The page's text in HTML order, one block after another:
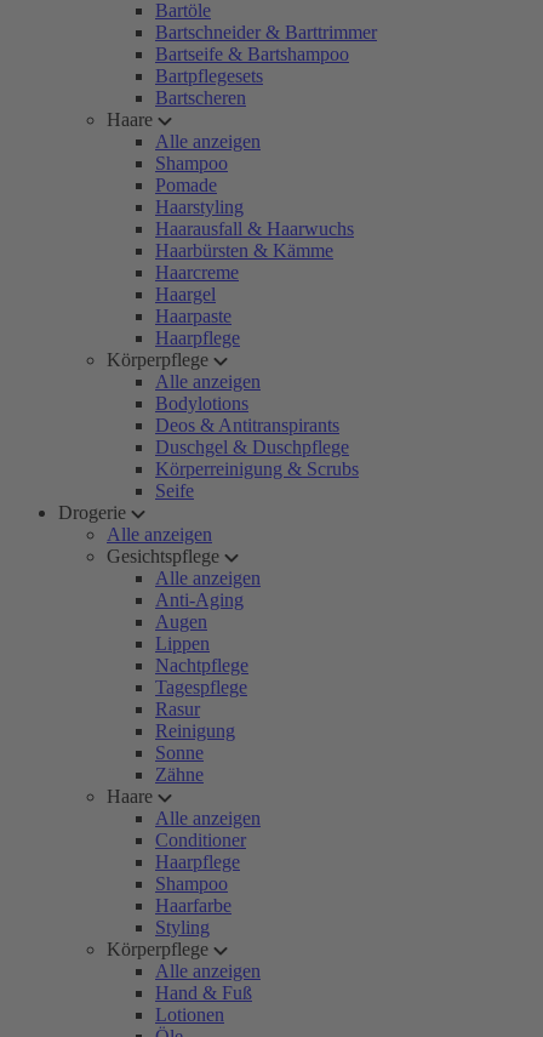
Bartöle
Bartschneider & Barttrimmer
Bartseife & Bartshampoo
Bartpflegesets
Bartscheren
Haare
Alle anzeigen
Shampoo
Pomade
Haarstyling
Haarausfall & Haarwuchs
Haarbürsten & Kämme
Haarcreme
Haargel
Haarpaste
Haarpflege
Körperpflege
Alle anzeigen
Bodylotions
Deos & Antitranspirants
Duschgel & Duschpflege
Körperreinigung & Scrubs
Seife
Drogerie
Alle anzeigen
Gesichtspflege
Alle anzeigen
Anti-Aging
Augen
Lippen
Nachtpflege
Tagespflege
Rasur
Reinigung
Sonne
Zähne
Haare
Alle anzeigen
Conditioner
Haarpflege
Shampoo
Haarfarbe
Styling
Körperpflege
Alle anzeigen
Hand & Fuß
Lotionen